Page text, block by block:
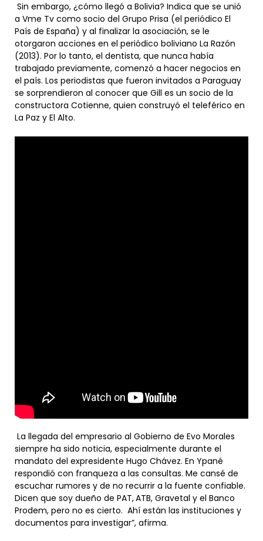
Sin embargo, ¿cómo llegó a Bolivia? Indica que se unió
a Vme Tv como socio del Grupo Prisa (el periódico El
País de España) y al finalizar la asociación, se le
otorgaron acciones en el periódico boliviano La Razón
(2013). Por lo tanto, el dentista, que nunca había
trabajado previamente, comenzó a hacer negocios en
el país. Los periodistas que fueron invitados a Paraguay
se sorprendieron al conocer que Gill es un socio de la
constructora Cotienne, quien construyó el teleférico en
La Paz y El Alto.
La llegada del empresario al Gobierno de Evo Morales
siempre ha sido noticia, especialmente durante el
mandato del expresidente Hugo Chávez. En Ypané
respondió con franqueza a las consultas. Me cansé de
escuchar rumores y de no recurrir a la fuente confiable.
Dicen que soy dueño de PAT, ATB, Gravetal y el Banco
Prodem, pero no es cierto. Ahí están las instituciones y
documentos para investigar”, afirma.